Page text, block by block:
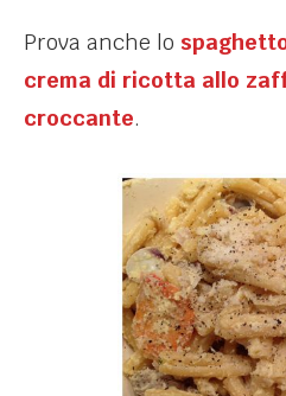
Prova anche lo
crema di ricotta allo
croccante.